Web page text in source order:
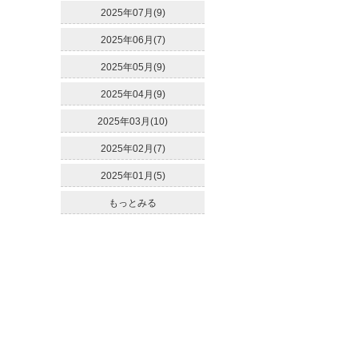
2025年07月(9)
2025年06月(7)
2025年05月(9)
2025年04月(9)
2025年03月(10)
2025年02月(7)
2025年01月(5)
もっとみる